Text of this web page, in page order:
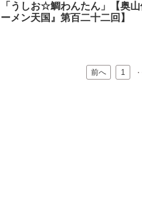
「うしお☆鯛わんたん」【奥
ーメン天国』第百二十二回】
前へ 1